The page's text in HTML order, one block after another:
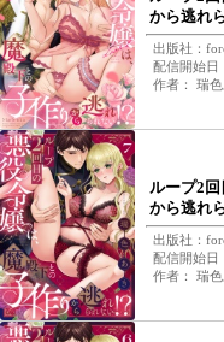
から逃れ
出版社：
配信開始日
作者： 瑞色
ループ2
から逃れ
出版社：
配信開始日
作者： 瑞色